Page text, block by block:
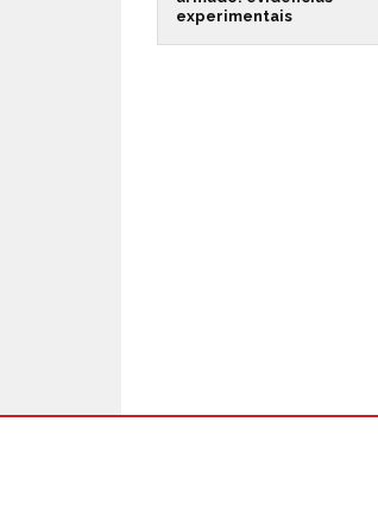
experimentais